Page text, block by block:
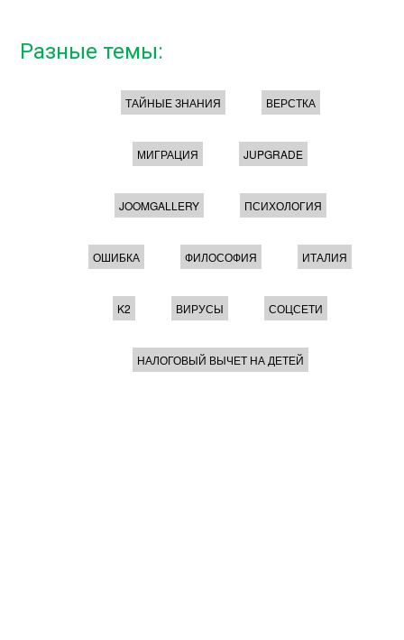
Разные темы:
ТАЙНЫЕ ЗНАНИЯ ВЕРСТКА
МИГРАЦИЯ JUPGRADE
JOOMGALLERY ПСИХОЛОГИЯ
ОШИБКА ФИЛОСОФИЯ ИТАЛИЯ
K2 ВИРУСЫ СОЦСЕТИ
НАЛОГОВЫЙ ВЫЧЕТ НА ДЕТЕЙ